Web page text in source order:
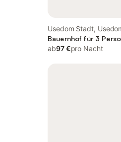
Usedom Stadt,
Bauernhof für 3
ab97 €pro Nacht